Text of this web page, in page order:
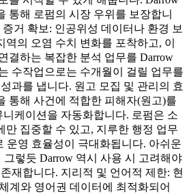
통해 로펌의 시장 우위를 보장합니
거 확보: 인공위성 데이터나 환경 보
역의 오염 수치 변화를 포착하고, 이
결하는 복잡한 분석 업무를 Darrow
수작업으로는 수개월이 걸릴 업무를
과를 냅니다. 원고 모집 및 관리의 효
통해 사건에 적합한 피해자(원고)를
케이션을 자동화합니다. 로펌은 소
만 집중할 수 있고, 지루한 행정 업무
운영 효율성이 극대화됩니다. 아쉬운
렇듯 Darrow 역시 사용 시 고려해야
재합니다. 지리적 및 언어적 제한: 현
계와 영어권 데이터에 최적화되어